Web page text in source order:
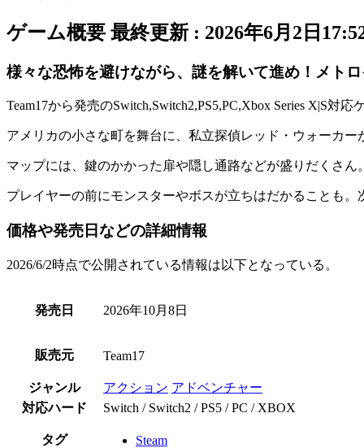
ゲーム概要 最終更新 : 2026年6月2日
様々な恐怖を避けながら、謎を解いて進め！メト
Team17から発売のSwitch,Switch2,PS5,PC,Xbox Series X|S対
アメリカの小さな町を舞台に、 私立探偵レッド・ウォーカー
マップには、 鍵のかかった扉や隠し通路などが盛りだくさん
プレイヤーの前にモンスターやボスが立ちはだかることも。
価格や発売日などの詳細情報
2026/6/2時点で公開されている情報は以下となっている。
発売日 2026年10月8日
販売元 Team17
ジャンル アクション アドベンチャー
対応ハード
Switch / Switch2 / PS5 / PC / XBOX
タグ Steam